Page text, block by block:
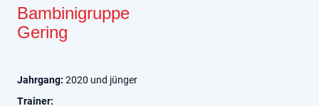
Bambinigruppe
Gering
Jahrgang: 2020 und jünger
Trainer: